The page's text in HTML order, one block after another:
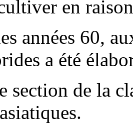
en
années 60,
a été
section de la